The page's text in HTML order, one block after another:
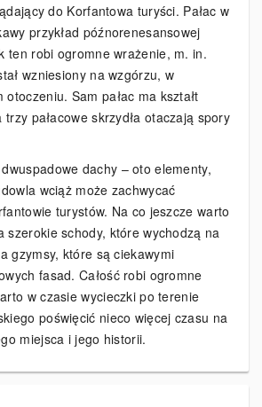
do Korfantowa turyści. Pałac w
przykład późnorenesansowej
ten robi ogromne wrażenie, m. in.
wzniesiony na wzgórzu, w
Sam pałac ma kształt
pałacowe skrzydła otaczają spory
dachy – oto elementy,
wciąż może zachwycać
turystów. Na co jeszcze warto
szerokie schody, które wychodzą na
gzymsy, które są ciekawymi
fasad. Całość robi ogromne
w czasie wycieczki po terenie
poświęcić nieco więcej czasu na
miejsca i jego historii.